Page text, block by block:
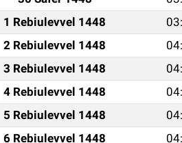
1 Rebiulevvel 1448
2 Rebiulevvel 1448
3 Rebiulevvel 1448
4 Rebiulevvel 1448
5 Rebiulevvel 1448
6 Rebiulevvel 1448